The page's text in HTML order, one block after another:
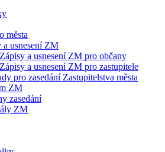
města
a usnesení ZM
Zápisy a usnesení ZM pro občany
Zápisy a usnesení ZM pro zastupitele
pro zasedání Zastupitelstva města
ZM
zasedání
ZM